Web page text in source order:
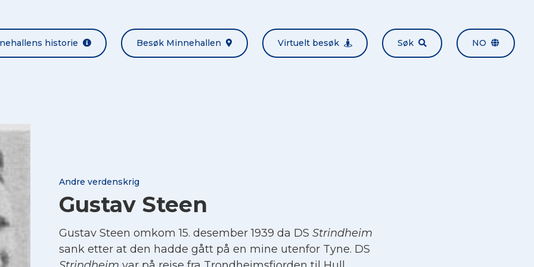
historie Besøk Minnehallen Virtuelt besøk Søk NO
Andre verdenskrig
Gustav Steen
Gustav Steen omkom 15. desember 1939 da DS Strindheim
sank etter at den hadde gått på en mine utenfor Tyne. DS